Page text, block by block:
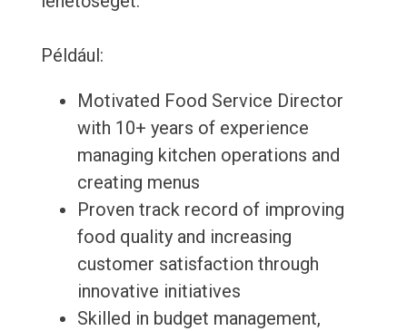
Például:
Motivated Food Service Director
with 10+ years of experience
managing kitchen operations and
creating menus
Proven track record of improving
food quality and increasing
customer satisfaction through
innovative initiatives
Skilled in budget management,